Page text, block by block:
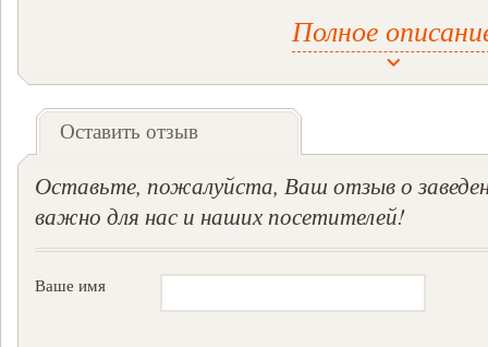
Место работы: университет торговли и питания.
«Наш проект –это первая в Харькове студенческая кофейня, -
на территории университета торговли и питания. Плюс – это
ля работы.
Полное
Оставить отзыв
Оставьте, пожалуйста, Ваш отзыв о
важно для нас и наших посетителей!
Ваше имя